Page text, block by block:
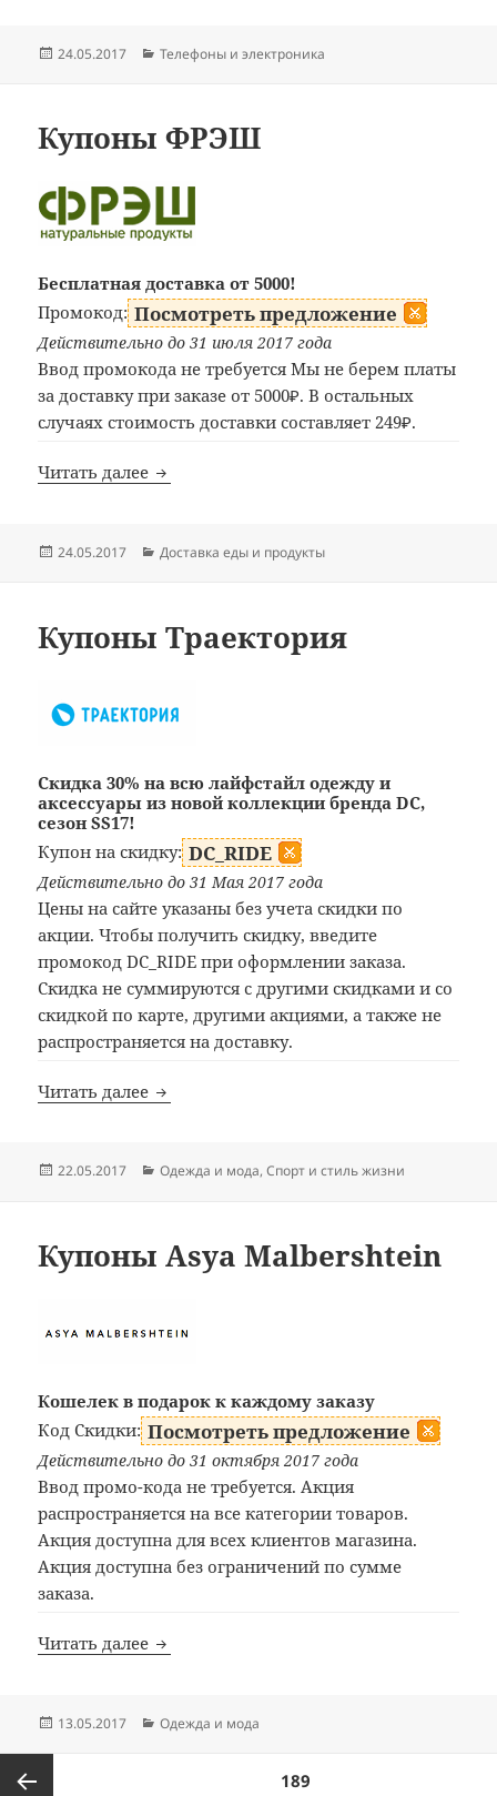
Опубликовано
24.05.2017 Рубрики
Телефоны и электроника
Купоны ФРЭШ
Бесплатная доставка от 5000!
Промокод: Посмотреть предложение
Действительно до 31 июля 2017 года
Ввод промокода не требуется Мы не берем платы
за доставку при заказе от 5000₽. В остальных
случаях стоимость доставки составляет 249₽.
Читать далее Купоны ФРЭШ
Опубликовано
24.05.2017 Рубрики
Доставка еды и продукты
Купоны Траектория
Скидка 30% на всю лайфстайл одежду и
аксессуары из новой коллекции бренда DC,
сезон SS17!
Купон на скидку: DC_RIDE
Действительно до 31 Мая 2017 года
Цены на сайте указаны без учета скидки по
акции. Чтобы получить скидку, введите
промокод DC_RIDE при оформлении заказа.
Скидка не суммируются c другими скидками и со
скидкой по карте, другими акциями, а также не
распространяется на доставку.
Читать далее Купоны Траектория
Опубликовано
22.05.2017 Рубрики
Одежда и мода,Спорт и стиль жизни
Купоны Asya Malbershtein
Кошелек в подарок к каждому заказу
Код Скидки: Посмотреть предложение
Действительно до 31 октября 2017 года
Ввод промо-кода не требуется. Акция
распространяется на все категории товаров.
Акция доступна для всех клиентов магазина.
Акция доступна без ограничений по сумме
заказа.
Читать далее Купоны Asya Malbershtein
Опубликовано
13.05.2017 Рубрики
Одежда и мода
189